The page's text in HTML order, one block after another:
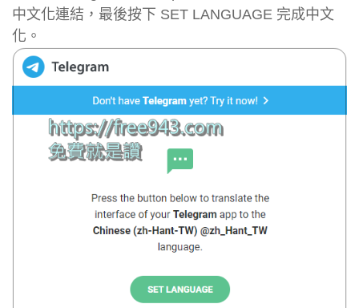
中文化連結，最後按下 SET LANGUAGE 完成中文
化。